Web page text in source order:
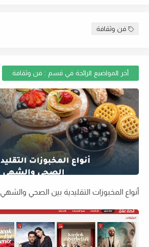
فن وثقافة
أخر المواضيع الرائجة في قسم : فن وثقافة
أنواع المخبوزات التقليدية بين الصحي والشهي